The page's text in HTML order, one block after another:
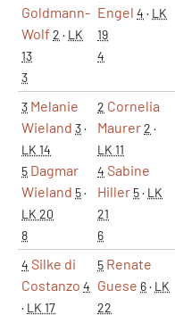
Goldmann-
Wolf 2 · LK
13
3
Engel 4 · LK
19
4
3 Melanie
Wieland 3·
LK 14
5 Dagmar
Wieland 5·
LK 20
8
2 Cornelia
Maurer2 ·
LK 11
4 Sabine
Hiller 5· LK
21
6
4 Silke di
Costanzo 4
· LK 17
5 Renate
Guese 6· LK
22